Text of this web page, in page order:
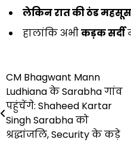
लेकिन रात की ठंड महसूस
हालांकि अभीकड़क सर्दी
Post
navigation
CM Bhagwant Mann
Ludhiana के Sarabha गांव
पहुंचेंगे: Shaheed Kartar
Singh Sarabha को
श्रद्धांजलि, Security के कड़े